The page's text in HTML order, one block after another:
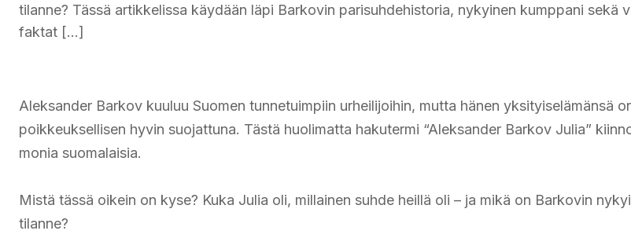
tilanne? Tässä artikkelissa käydään läpi Barkovin parisuhdehistoria, nykyinen kumppani sekä
faktat […]
Aleksander Barkov kuuluu Suomen tunnetuimpiin urheilijoihin, mutta hänen yksityiselämänsä
poikkeuksellisen hyvin suojattuna. Tästä huolimatta hakutermi “Aleksander Barkov Julia”
monia suomalaisia.
Mistä tässä oikein on kyse? Kuka Julia oli, millainen suhde heillä oli – ja mikä on Barkovin
tilanne?